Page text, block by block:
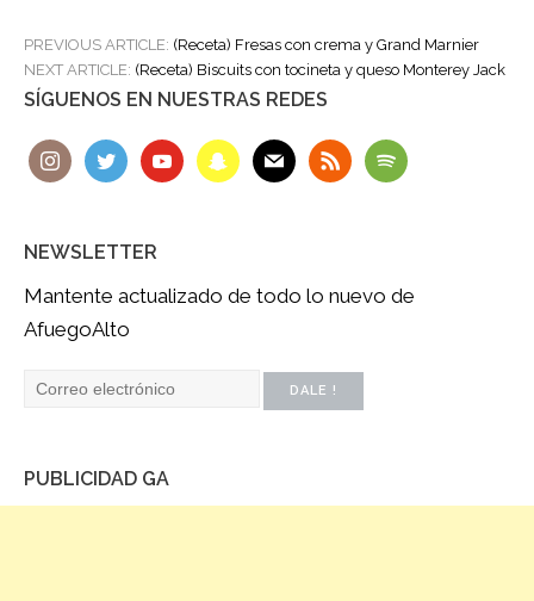
POST
NAVIGATION
PREVIOUS ARTICLE: (Receta) Fresas con crema y Grand Marnier
NEXT ARTICLE: (Receta) Biscuits con tocineta y queso Monterey Jack
SÍGUENOS EN NUESTRAS REDES
NEWSLETTER
Mantente actualizado de todo lo nuevo de
AfuegoAlto
PUBLICIDAD GA